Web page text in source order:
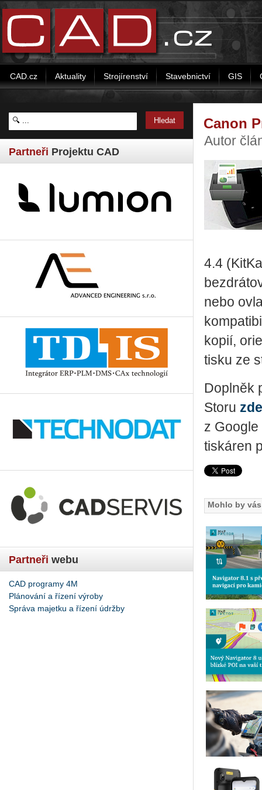
CAD.cz Aktuality Strojírenství Stavebnictví GIS
Partneři Projektu CAD
Partneři webu
CAD programy 4M
Plánování a řízení výroby
Správa majetku a řízení údržby
Canon
Autor
4.4
nebo
kopií,
tisku ze
Doplněk
Storu zde
z
tiskáren
Mohlo by